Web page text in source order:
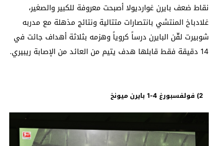
نقاط ضعف بايرن غوارديولا أصبحت معروفة للكبير والصغير،
غلادباخ المنتشي بانتصارات متتالية ونتائج مذهلة مع مدربه
شوبيرت لقّن البايرن درساً كروياً وهزمه بثلاثة أهداف جائت في
14 دقيقة فقط قابلها هدف يتيم من العائد من الإصابة ريبيري.